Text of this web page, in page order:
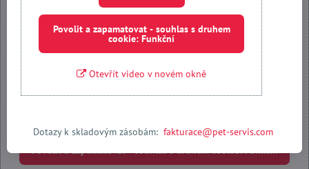
Externí obsah je blokován Volbami soukromí
Povolit a zapamatovat - souhlas s druhem cookie: Funkční
Povolit a zapamatovat - souhlas s druhem
cookie: Funkční
Otevřít video v novém okně
Dotazy k skladovým zásobám:fakturace@pet-servis.com